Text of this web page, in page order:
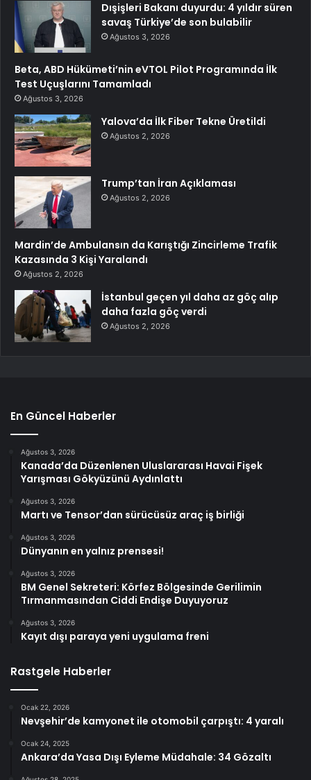
Dışişleri Bakanı duyurdu: 4 yıldır süren
savaş Türkiye’de son bulabilir
Ağustos 3, 2026
Beta, ABD Hükümeti’nin eVTOL Pilot Programında İlk
Test Uçuşlarını Tamamladı
Ağustos 3, 2026
Yalova’da İlk Fiber Tekne Üretildi
Ağustos 2, 2026
Trump’tan İran Açıklaması
Ağustos 2, 2026
Mardin’de Ambulansın da Karıştığı Zincirleme Trafik
Kazasında 3 Kişi Yaralandı
Ağustos 2, 2026
İstanbul geçen yıl daha az göç alıp
daha fazla göç verdi
Ağustos 2, 2026
En Güncel Haberler
Ağustos 3, 2026
Kanada’da Düzenlenen Uluslararası Havai Fişek
Yarışması Gökyüzünü Aydınlattı
Ağustos 3, 2026
Martı ve Tensor’dan sürücüsüz araç iş birliği
Ağustos 3, 2026
Dünyanın en yalnız prensesi!
Ağustos 3, 2026
BM Genel Sekreteri: Körfez Bölgesinde Gerilimin
Tırmanmasından Ciddi Endişe Duyuyoruz
Ağustos 3, 2026
Kayıt dışı paraya yeni uygulama freni
Rastgele Haberler
Ocak 22, 2026
Nevşehir’de kamyonet ile otomobil çarpıştı: 4 yaralı
Ocak 24, 2025
Ankara’da Yasa Dışı Eyleme Müdahale: 34 Gözaltı